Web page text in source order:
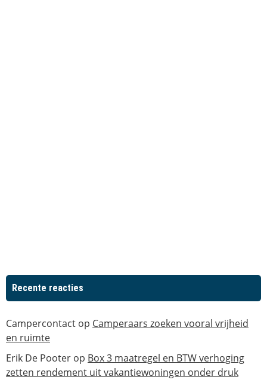
Recente reacties
Campercontact op Camperaars zoeken vooral vrijheid
en ruimte
Erik De Pooter op Box 3 maatregel en BTW verhoging
zetten rendement uit vakantiewoningen onder druk